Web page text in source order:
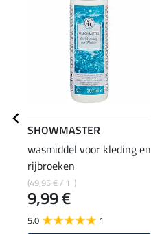
SHOWMASTER
wasmiddel voor kleding en
rijbroeken
(49,95 € / 1 l)
9,99 €
5.0 1